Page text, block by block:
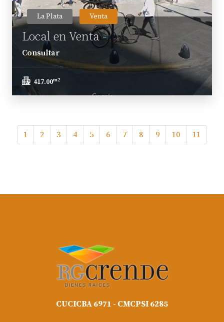
La Plata Venta
Local en Venta -
Consultar
417.00m2
1 2 3 4 5 6 7 8 9 10 11
CUCICBA 6971 - CMCPSI 6285